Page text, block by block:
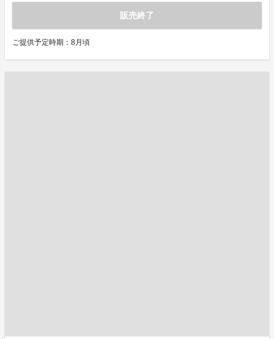
販売終了
ご提供予定時期：8月頃